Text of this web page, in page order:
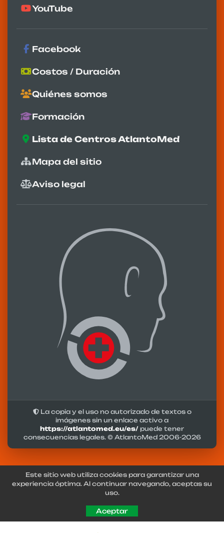
YouTube
Facebook
Costos / Duración
Quiénes somos
Formación
Lista de Centros AtlantoMed
Mapa del sitio
Aviso legal
La copia y el uso no autorizado de textos o
imágenes sin un enlace activo a
https://atlantomed.eu/es/ puede tener
consecuencias legales. © AtlantoMed 2006-2026
Este sitio web utiliza cookies para garantizar una
experiencia óptima. Al continuar navegando, aceptas su
uso.
Aceptar